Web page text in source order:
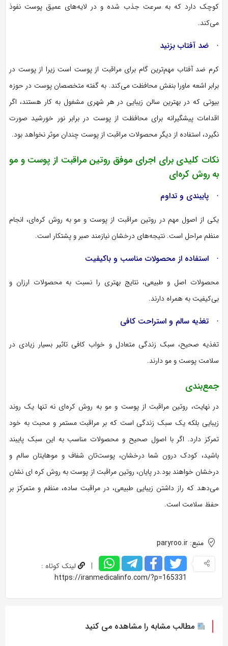
کوچک دارد که به سرعت جذب شده و در لایه‌های عمیق پوست نفوذ
می‌کند.
· ضد آفتاب بزنید
کرم ضد آفتاب مهم‌ترین گام برای مراقبت از پوست است زیرا از پوست در
برابر اشعه ماورا بنفش محافظت می‌کند. به گفته متخصصان پوست در حوزه
بیوتی که در بهترین سالن زیبایی در هر شهری مشغول به کار هستند، اگر
اقدامات پیشگیرانه برای محافظت از پوست در برابر نور خورشید صورت
نگیرد، استفاده از دیگر محصولات مراقبت از پوست چندان موثر نخواهد بود.
نکات کلیدی برای اجرای موفق روتین مراقبت از پوست و مو
به روش کره‌ای
· پایبندی و تداوم
یکی از اصول مهم در روتین مراقبت از پوست و مو به روش کره‌ای، انجام
منظم مراحل است. نتیجه‌های درخشان نیازمند صبر و پشتکار است.
· استفاده از محصولات مناسب و باکیفیت
محصولات اصل و طبیعی، نتایج بهتری را نسبت به محصولات ارزان و
بی‌کیفیت به همراه دارند.
· تغذیه سالم و استراحت کافی
تغذیه صحیح، سبک زندگی متعادل و خواب کافی تاثیر بسیار زیادی در
سلامت پوست و مو دارند.
جمع‌بندی
در نهایت، روتین مراقبت از پوست و مو به روش کره‌ای نه تنها یک روند
زیبایی بلکه یک سبک زندگی است که بر مراقبت مستمر و محبت به خود
تمرکز دارد. اگر با اصول صحیح و محصولات مناسب به این سبک پایبند
باشید، کودک درون شما درخشان، پوست‌تان شفاف و موهایتان سالم و
درخشان خواهند بود.در پایان، روتین مراقبت از پوست به روش کره ای نشان
می‌دهد که راز داشتن زیبایی طبیعی، در مراقبت ساده، منظم و متمرکز بر
حفظ سلامت است.
منبع: paryroo.ir
|
لینک کوتاه :
https://iranmedicalinfo.com/?p=165331
مطالب مشابه را مشاهده می کنید